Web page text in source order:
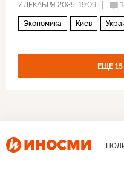
7 ДЕКАБРЯ 2025, 19:09
Экономика Киев
ЕЩЕ